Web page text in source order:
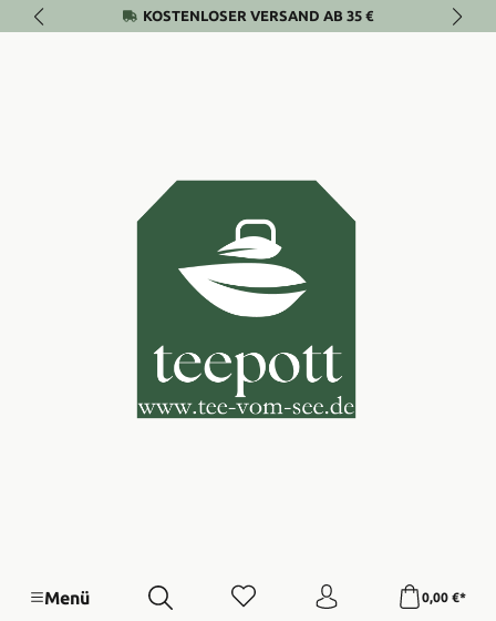
Zum Hauptinhalt springenKOSTENLOSER VERSAND AB 35 €
Menü 0,00 €*